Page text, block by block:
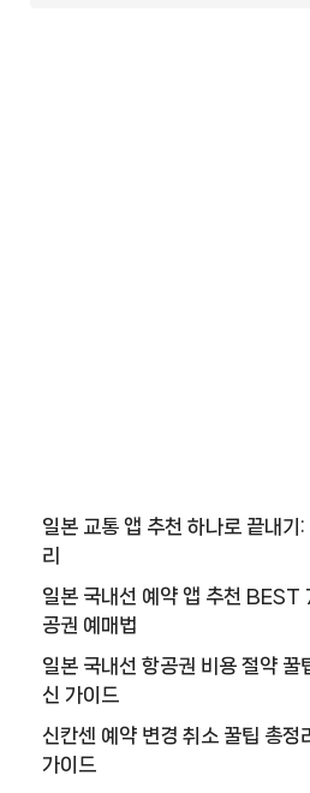
일본 교통 앱 추천 하나로 끝내
리
일본 국내선 예약 앱 추천 BEST
공권 예매법
일본 국내선 항공권 비용 절약
신 가이드
신칸센 예약 변경 취소 꿀팁 총
가이드